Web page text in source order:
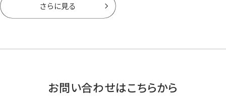
さらに見る
お問い合わせはこちらから